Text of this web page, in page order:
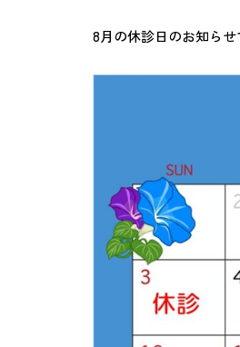
8月の休診日のお知らせ